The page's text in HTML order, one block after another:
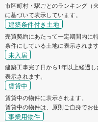
市区町村・駅ごとのランキング（
に基づいて表示しています。
建築条件付き土地
売買契約にあたって一定期間内に
条件にしている土地に表示されます
未入居
建築工事完了日から1年以上経過
表示されます。
賃貸中
賃貸中の物件に表示されます。
賃貸中の物件は、原則ご自身でお
事業用物件